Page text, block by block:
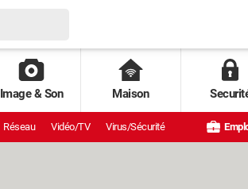
Image & Son Maison
Réseau Vidéo/TV Virus/Sécurité